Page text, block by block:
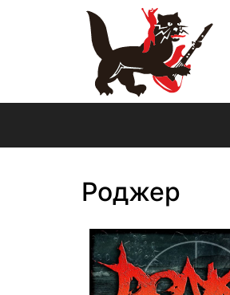
Роджер